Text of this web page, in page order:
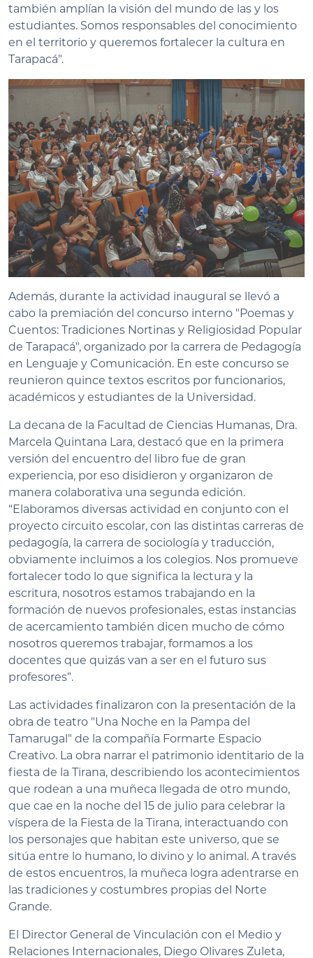
también amplían la visión del mundo de las y los
estudiantes. Somos responsables del conocimiento
en el territorio y queremos fortalecer la cultura en
Tarapacá".
Además, durante la actividad inaugural se llevó a
cabo la premiación del concurso interno "Poemas y
Cuentos: Tradiciones Nortinas y Religiosidad Popular
de Tarapacá", organizado por la carrera de Pedagogía
en Lenguaje y Comunicación. En este concurso se
reunieron quince textos escritos por funcionarios,
académicos y estudiantes de la Universidad.
La decana de la Facultad de Ciencias Humanas, Dra.
Marcela Quintana Lara, destacó que en la primera
versión del encuentro del libro fue de gran
experiencia, por eso disidieron y organizaron de
manera colaborativa una segunda edición.
“Elaboramos diversas actividad en conjunto con el
proyecto circuito escolar, con las distintas carreras de
pedagogía, la carrera de sociología y traducción,
obviamente incluimos a los colegios. Nos promueve
fortalecer todo lo que significa la lectura y la
escritura, nosotros estamos trabajando en la
formación de nuevos profesionales, estas instancias
de acercamiento también dicen mucho de cómo
nosotros queremos trabajar, formamos a los
docentes que quizás van a ser en el futuro sus
profesores”.
Las actividades finalizaron con la presentación de la
obra de teatro "Una Noche en la Pampa del
Tamarugal" de la compañía Formarte Espacio
Creativo. La obra narrar el patrimonio identitario de la
fiesta de la Tirana, describiendo los acontecimientos
que rodean a una muñeca llegada de otro mundo,
que cae en la noche del 15 de julio para celebrar la
víspera de la Fiesta de la Tirana, interactuando con
los personajes que habitan este universo, que se
sitúa entre lo humano, lo divino y lo animal. A través
de estos encuentros, la muñeca logra adentrarse en
las tradiciones y costumbres propias del Norte
Grande.
El Director General de Vinculación con el Medio y
Relaciones Internacionales, Diego Olivares Zuleta,